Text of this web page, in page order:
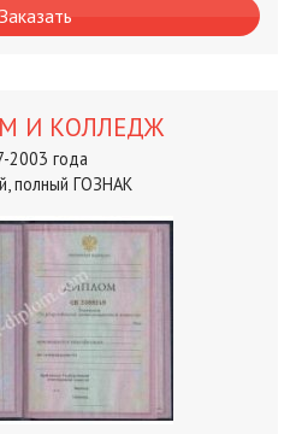
Заказать
И КОЛЛЕДЖ
2003 года
полный ГОЗНАК